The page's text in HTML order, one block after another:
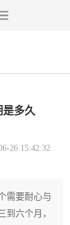
是多久
26 15:42:32
需要耐心与
到六个月，